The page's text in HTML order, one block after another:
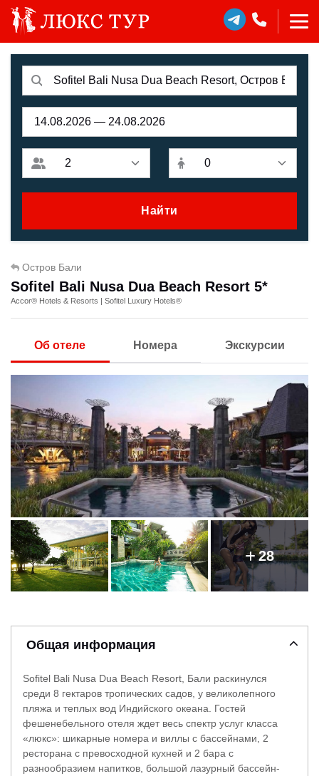
Найти
Остров Бали
Sofitel Bali Nusa Dua Beach Resort 5*
Accor® Hotels & Resorts | Sofitel Luxury Hotels®
Об отеле Номера Экскурсии
28
Общая информация
Sofitel Bali Nusa Dua Beach Resort, Бали раскинулся
среди 8 гектаров тропических садов, у великолепного
пляжа и теплых вод Индийского океана. Гостей
фешенебельного отеля ждет весь спектр услуг класса
«люкс»: шикарные номера и виллы с бассейнами, 2
ресторана с превосходной кухней и 2 бара с
разнообразием напитков, большой лазурный бассейн-